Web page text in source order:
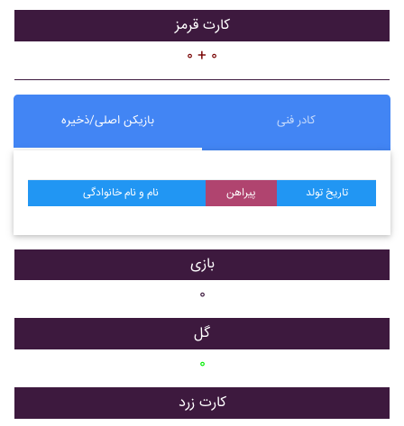
کارت قرمز
۰ + ۰
بازیکن اصلی/ذخیره کادر فنی
نام و نام خانوادگی پیراهن تاریخ تولد
بازی
۰
گل
۰
کارت زرد